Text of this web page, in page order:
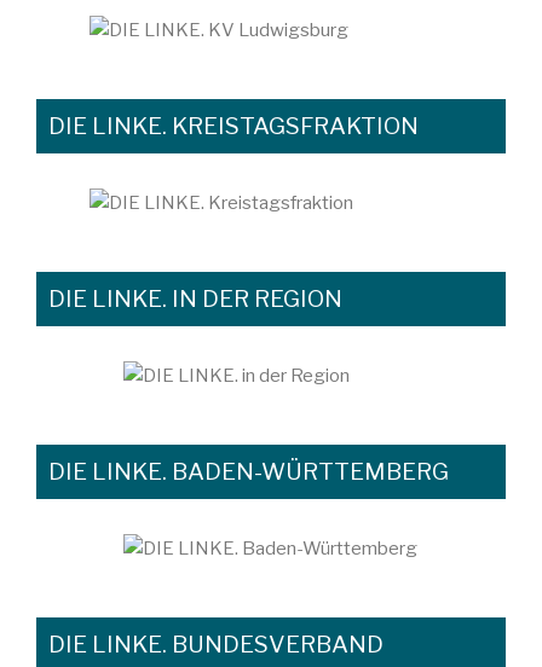
DIE LINKE. KREISTAGSFRAKTION
DIE LINKE. IN DER REGION
DIE LINKE. BADEN-WÜRTTEMBERG
DIE LINKE. BUNDESVERBAND